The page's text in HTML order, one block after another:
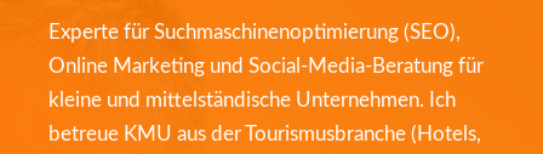
Experte für Suchmaschinenoptimierung (SEO),
Online Marketing und Social-Media-Beratung für
kleine und mittelständische Unternehmen. Ich
betreue KMU aus der Tourismusbranche (Hotels,